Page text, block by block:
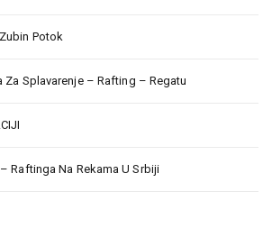
Potok
Za Splavarenje – Rafting – Regatu
Raftinga Na Rekama U Srbiji